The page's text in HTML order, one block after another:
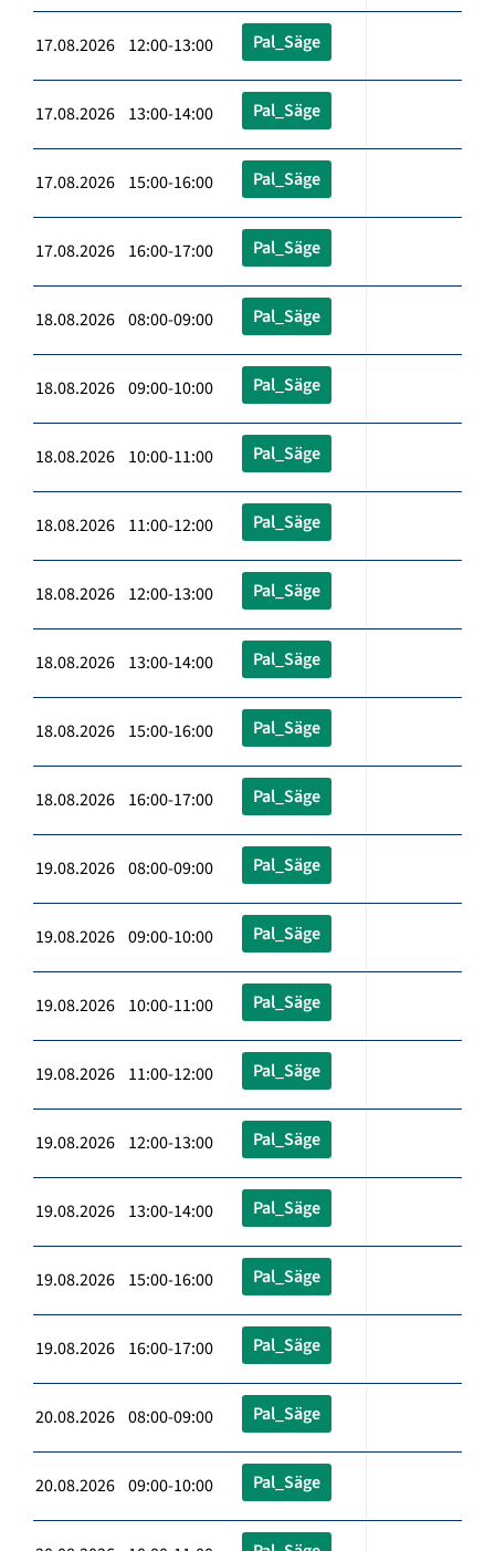
17.08.2026 12:00-13:00 Pal_Säge
17.08.2026 13:00-14:00 Pal_Säge
17.08.2026 15:00-16:00 Pal_Säge
17.08.2026 16:00-17:00 Pal_Säge
18.08.2026 08:00-09:00 Pal_Säge
18.08.2026 09:00-10:00 Pal_Säge
18.08.2026 10:00-11:00 Pal_Säge
18.08.2026 11:00-12:00 Pal_Säge
18.08.2026 12:00-13:00 Pal_Säge
18.08.2026 13:00-14:00 Pal_Säge
18.08.2026 15:00-16:00 Pal_Säge
18.08.2026 16:00-17:00 Pal_Säge
19.08.2026 08:00-09:00 Pal_Säge
19.08.2026 09:00-10:00 Pal_Säge
19.08.2026 10:00-11:00 Pal_Säge
19.08.2026 11:00-12:00 Pal_Säge
19.08.2026 12:00-13:00 Pal_Säge
19.08.2026 13:00-14:00 Pal_Säge
19.08.2026 15:00-16:00 Pal_Säge
19.08.2026 16:00-17:00 Pal_Säge
20.08.2026 08:00-09:00 Pal_Säge
20.08.2026 09:00-10:00 Pal_Säge